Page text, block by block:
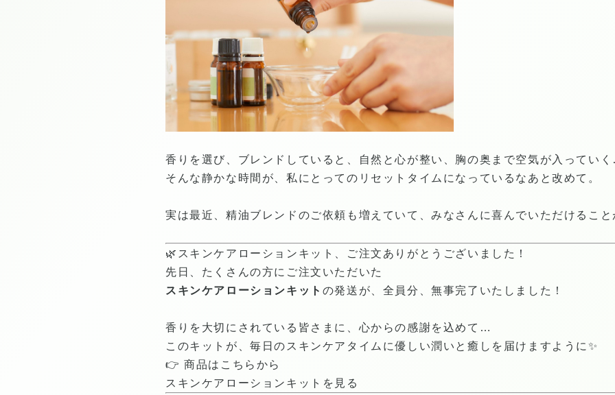
香りを選び、ブレンドしていると、自然と心が整い、胸の奥まで空気が入ってい
そんな静かな時間が、私にとってのリセットタイムになっているなあと改めて。
実は最近、精油ブレンドのご依頼も増えていて、みなさんに喜んでいただけるこ
🌿スキンケアローションキット、ご注文ありがとうございました！
先日、たくさんの方にご注文いただいた
スキンケアローションキット の発送が、全員分、無事完了いたしました！
香りを大切にされている皆さまに、心からの感謝を込めて…
このキットが、毎日のスキンケアタイムに優しい潤いと癒しを届けますように✨
👉 商品はこちらから
スキンケアローションキットを見る